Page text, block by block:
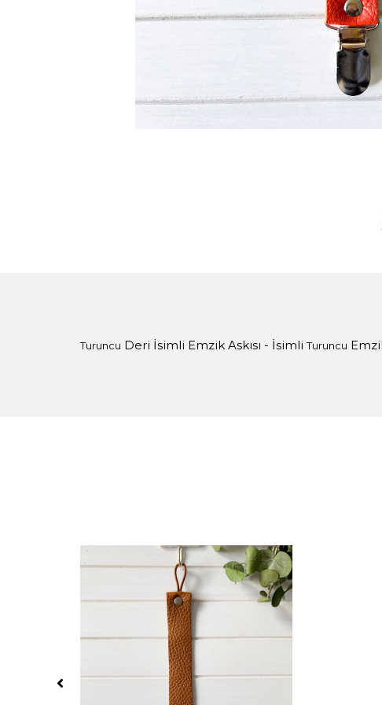
Turuncu Deri İsimli Emzik Askısı - İsimliTuruncu